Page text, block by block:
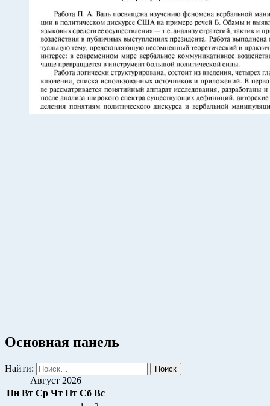
Основная панель
Найти:
Август 2026
Пн Вт Ср Чт Пт Сб Вс